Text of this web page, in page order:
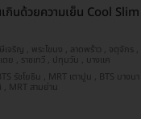
กินด้วยความเย็น Cool
คันนายาว , คลองเตย , ราชเทวี , ปทุมวัน , บางแค
สนามกีฬาแห่งชาติ , MRT สามย่าน